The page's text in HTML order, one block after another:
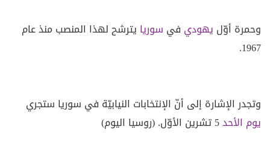
وحمرة أوّل يهودي في سوريا يترشح لهذا المنصب منذ عام
1967.
وتجدر الإشارة إلى أنّ الإنتخابات النيابيّة في سوريا ستجري
يوم الأحد